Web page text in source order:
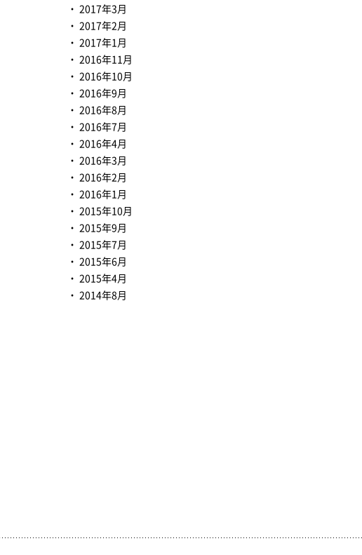
2017年3月
2017年2月
2017年1月
2016年11月
2016年10月
2016年9月
2016年8月
2016年7月
2016年4月
2016年3月
2016年2月
2016年1月
2015年10月
2015年9月
2015年7月
2015年6月
2015年4月
2014年8月